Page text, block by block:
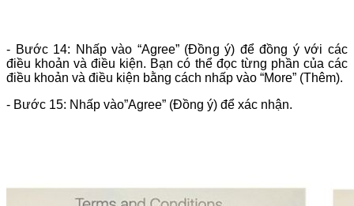
- Bước 14: Nhấp vào “Agree” (Đồng ý) để đồng ý với các
điều khoản và điều kiện. Bạn có thể đọc từng phần của các
điều khoản và điều kiện bằng cách nhấp vào “More” (Thêm).
- Bước 15: Nhấp vào”Agree” (Đồng ý) để xác nhận.